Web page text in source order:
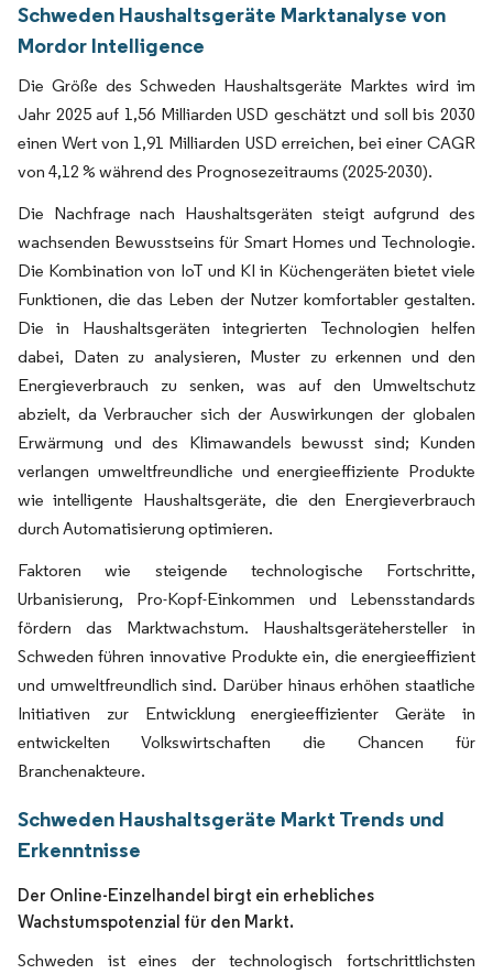
Schweden Haushaltsgeräte Marktanalyse von
Mordor Intelligence
Die Größe des Schweden Haushaltsgeräte Marktes wird im
Jahr 2025 auf 1,56 Milliarden USD geschätzt und soll bis 2030
einen Wert von 1,91 Milliarden USD erreichen, bei einer CAGR
von 4,12 % während des Prognosezeitraums (2025-2030).
Die Nachfrage nach Haushaltsgeräten steigt aufgrund des
wachsenden Bewusstseins für Smart Homes und Technologie.
Die Kombination von IoT und KI in Küchengeräten bietet viele
Funktionen, die das Leben der Nutzer komfortabler gestalten.
Die in Haushaltsgeräten integrierten Technologien helfen
dabei, Daten zu analysieren, Muster zu erkennen und den
Energieverbrauch zu senken, was auf den Umweltschutz
abzielt, da Verbraucher sich der Auswirkungen der globalen
Erwärmung und des Klimawandels bewusst sind; Kunden
verlangen umweltfreundliche und energieeffiziente Produkte
wie intelligente Haushaltsgeräte, die den Energieverbrauch
durch Automatisierung optimieren.
Faktoren wie steigende technologische Fortschritte,
Urbanisierung, Pro-Kopf-Einkommen und Lebensstandards
fördern das Marktwachstum. Haushaltsgerätehersteller in
Schweden führen innovative Produkte ein, die energieeffizient
und umweltfreundlich sind. Darüber hinaus erhöhen staatliche
Initiativen zur Entwicklung energieeffizienter Geräte in
entwickelten Volkswirtschaften die Chancen für
Branchenakteure.
Schweden Haushaltsgeräte Markt Trends und
Erkenntnisse
Der Online-Einzelhandel birgt ein erhebliches
Wachstumspotenzial für den Markt.
Schweden ist eines der technologisch fortschrittlichsten